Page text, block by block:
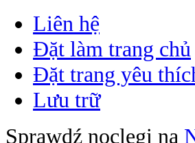
Liên hệ
Đặt làm trang chủ
Đặt trang yêu
Lưu trữ
Sprawdź noclegi na